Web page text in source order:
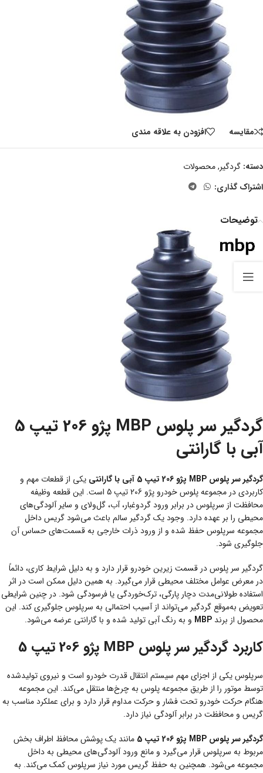
مقايسه افزودن به علاقه مندی
دسته: گردگیر,محصولات
اشتراک گذاری:
توضیحات
گردگیر سر پلوس MBP پژو 206 تیپ 5
آبی با گارانتی
گردگیر سر پلوس MBP پژو 206 تیپ 5 آبی با گارانتی
یکی از قطعات مهم و
کاربردی در مجموعه پلوس خودرو پژو 206 تیپ 5 است. این قطعه وظیفه
محافظت از سرپلوس در برابر ورود گردوغبار، آب، گل‌ولای و سایر آلودگی‌های
محیطی را بر عهده دارد. وجود یک گردگیر سالم باعث می‌شود گریس داخل
مجموعه سرپلوس حفظ شده و از ورود ذرات خارجی به قسمت‌های حساس آن
جلوگیری شود.
گردگیر سر پلوس در قسمت زیرین خودرو قرار دارد و به دلیل شرایط کاری، دائماً
در معرض عوامل مختلف محیطی قرار می‌گیرد. به همین دلیل ممکن است در اثر
استفاده طولانی‌مدت دچار پارگی، ترک‌خوردگی یا فرسودگی شود. در چنین شرایطی
تعویض به‌موقع گردگیر می‌تواند از آسیب احتمالی به سرپلوس جلوگیری کند. این
محصول از برند MBP و به رنگ آبی تولید شده و با گارانتی عرضه می‌شود.
کاربرد گردگیر سر پلوس MBP پژو 206 تیپ 5
سرپلوس یکی از اجزای مهم سیستم انتقال قدرت خودرو است و نیروی تولیدشده
توسط موتور را از طریق مجموعه پلوس به چرخ‌ها منتقل می‌کند. این مجموعه
هنگام حرکت خودرو تحت فشار و حرکت مداوم قرار دارد و برای عملکرد مناسب به
گریس و محافظت در برابر آلودگی نیاز دارد.
گردگیر سر پلوس MBP پژو 206 تیپ 5
مانند یک پوشش محافظ اطراف بخش
مربوط به سرپلوس قرار می‌گیرد و مانع ورود آلودگی‌های محیطی به داخل
مجموعه می‌شود. همچنین به حفظ گریس مورد نیاز سرپلوس کمک می‌کند. به